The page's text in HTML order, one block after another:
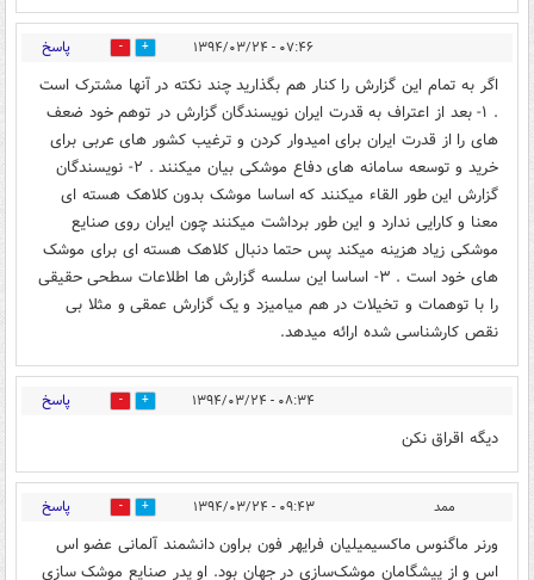
۰۷:۴۶ - ۱۳۹۴/۰۳/۲۴ 0 پاسخ
اگر به تمام این گزارش را کنار هم بگذارید چند نکته در آنها مشترک است
. ۱- بعد از اعتراف به قدرت ایران نویسندگان گزارش در توهم خود ضعف
های را از قدرت ایران برای امیدوار کردن و ترغیب کشور های عربی برای
خرید و توسعه سامانه های دفاع موشکی بیان میکنند . ۲- نویسندگان
گزارش این طور القاء میکنند که اساسا موشک بدون کلاهک هسته ای
معنا و کارایی ندارد و این طور برداشت میکنند چون ایران روی صنایع
موشکی زیاد هزینه میکند پس حتما دنبال کلاهک هسته ای برای موشک
های خود است . ۳- اساسا این سلسه گزارش ها اطلاعات سطحی حقیقی
را با توهمات و تخیلات در هم میامیزد و یک گزارش عمقی و مثلا بی
نقص کارشناسی شده ارائه میدهد.
۰۸:۳۴ - ۱۳۹۴/۰۳/۲۴ 2 پاسخ
دیگه اقراق نکن
ممد ۰۹:۴۳ - ۱۳۹۴/۰۳/۲۴ 2 پاسخ
ورنر ماگنوس ماکسیمیلیان فرایهر فون براون ‏دانشمند آلمانی عضو اس
اس و از پیشگامان موشک‌سازی در جهان بود. او پدر صنایع موشک سازی